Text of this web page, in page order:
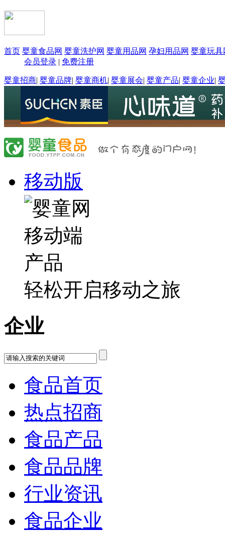
首页 婴童食品网 婴童洗护网 婴童用品网 孕妇用品网 婴童玩具
会员登录 | 免费注册
婴童招商| 婴童品牌| 婴童商机| 婴童展会| 婴童产品| 婴童企业|
移动版
轻松开启移动之旅
企业
食品首页
热点招商
食品产品
食品品牌
行业资讯
食品企业